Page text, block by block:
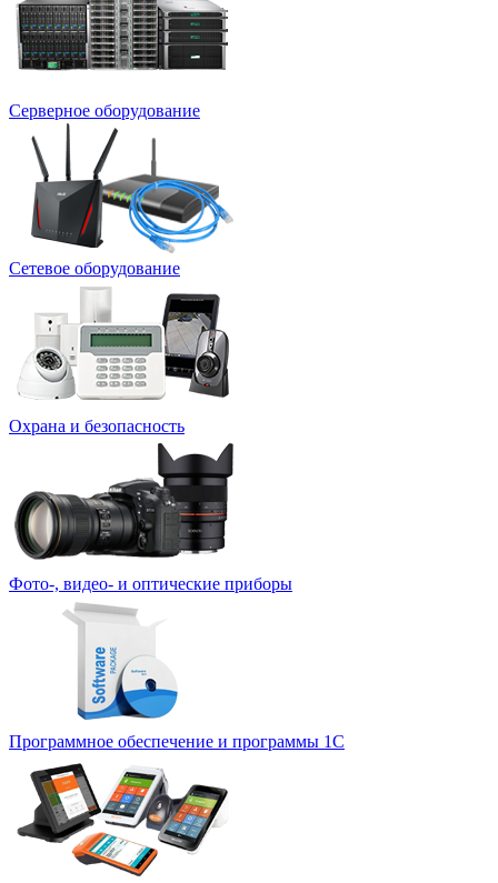
Серверное оборудование
Сетевое оборудование
Охрана и безопасность
Фото-, видео- и оптические приборы
Программное обеспечение и программы 1С